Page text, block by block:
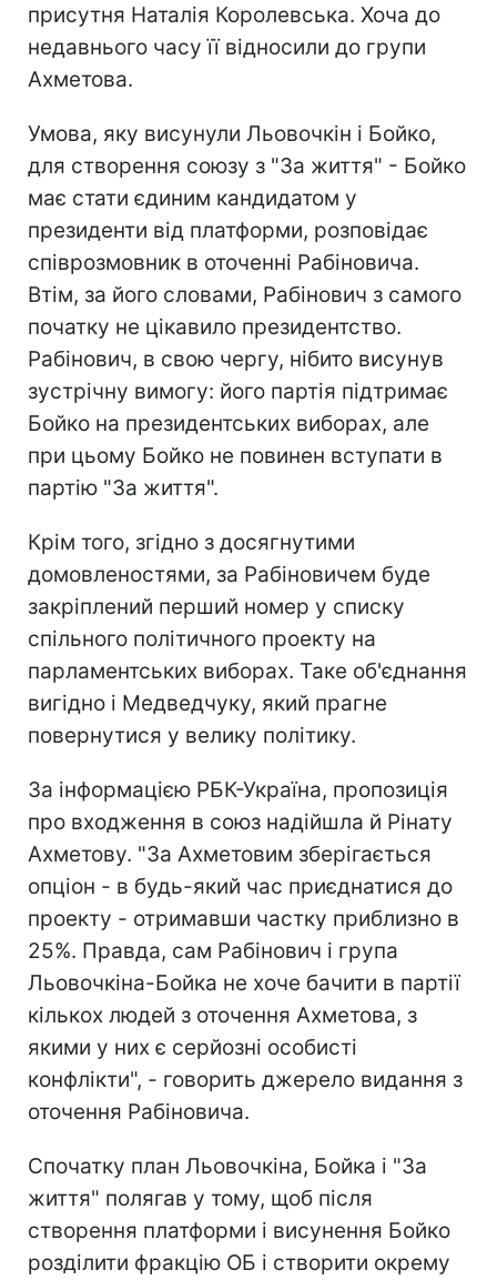
присутня Наталія Королевська. Хоча до
недавнього часу її відносили до групи
Ахметова.
Умова, яку висунули Льовочкін і Бойко,
для створення союзу з "За життя" - Бойко
має стати єдиним кандидатом у
президенти від платформи, розповідає
співрозмовник в оточенні Рабіновича.
Втім, за його словами, Рабінович з самого
початку не цікавило президентство.
Рабінович, в свою чергу, нібито висунув
зустрічну вимогу: його партія підтримає
Бойко на президентських виборах, але
при цьому Бойко не повинен вступати в
партію "За життя".
Крім того, згідно з досягнутими
домовленостями, за Рабіновичем буде
закріплений перший номер у списку
спільного політичного проекту на
парламентських виборах. Таке об'єднання
вигідно і Медведчуку, який прагне
повернутися у велику політику.
За інформацією РБК-Україна, пропозиція
про входження в союз надійшла й Рінату
Ахметову. "За Ахметовим зберігається
опціон - в будь-який час приєднатися до
проекту - отримавши частку приблизно в
25%. Правда, сам Рабінович і група
Льовочкіна-Бойка не хоче бачити в партії
кількох людей з оточення Ахметова, з
якими у них є серйозні особисті
конфлікти", - говорить джерело видання з
оточення Рабіновича.
Спочатку план Льовочкіна, Бойка і "За
життя" полягав у тому, щоб після
створення платформи і висунення Бойко
розділити фракцію ОБ і створити окрему